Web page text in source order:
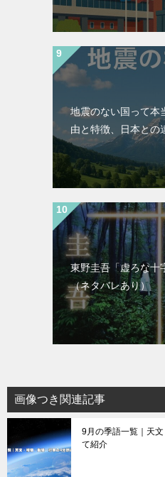
地震のない国って本
由と特徴、日本との
東野圭吾「虚ろな十
（ネタバレあり）
画像つき関連記事
9月の季語一覧｜天
て紹介